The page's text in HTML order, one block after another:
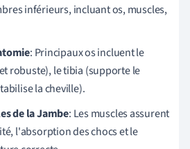
inférieurs, incluant os, muscles,
: Principaux os incluent le
robuste), le tibia (supporte le
la cheville).
de la Jambe: Les muscles assurent
l'absorption des chocs et le